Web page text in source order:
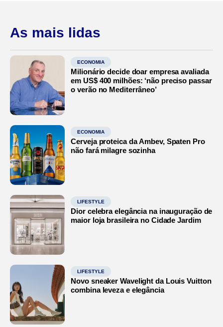
As mais lidas
ECONOMIA
Milionário decide doar empresa avaliada
em US$ 400 milhões: ‘não preciso passar
o verão no Mediterrâneo’
ECONOMIA
Cerveja proteica da Ambev, Spaten Pro
não fará milagre sozinha
LIFESTYLE
Dior celebra elegância na inauguração de
maior loja brasileira no Cidade Jardim
LIFESTYLE
Novo sneaker Wavelight da Louis Vuitton
combina leveza e elegância